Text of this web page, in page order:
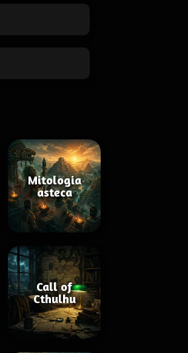
Mitologia
asteca
Call of
Cthulhu